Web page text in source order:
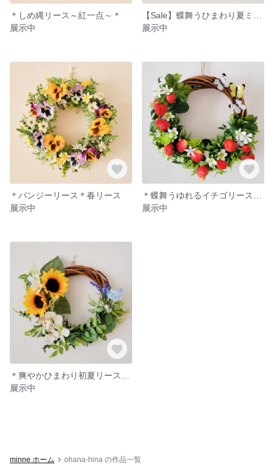
＊しめ縄リース～紅一点～＊
展示中
展示中
＊パンジーリース＊春リース
展示中
展示中
展示中
minne ホーム ohana-hina の作品一覧